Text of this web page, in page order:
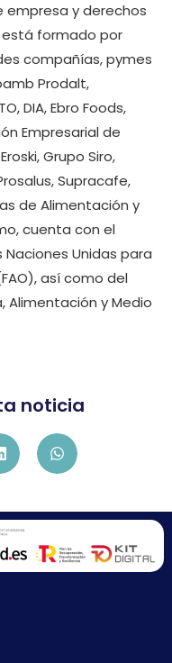
y derechos
formado por
compañías, pymes
Prodalt,
DIA, Ebro Foods,
Empresarial de
Grupo Siro,
Supracafe,
de Alimentación y
cuenta con el
Unidas para
así como del
Alimentación y Medio
noticia